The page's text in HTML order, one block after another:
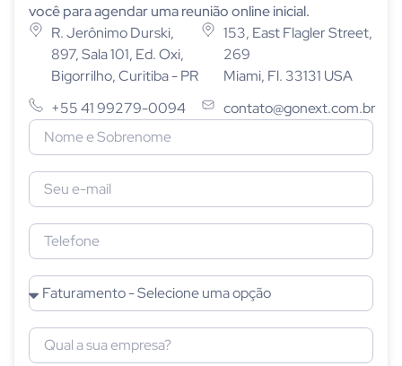
você para agendar uma reunião online inicial.
R. Jerônimo Durski,
897, Sala 101, Ed. Oxi,
Bigorrilho, Curitiba - PR
+55 41 99279-0094
153, East Flagler Street,
269
Miami, Fl. 33131 USA
contato@gonext.com.br